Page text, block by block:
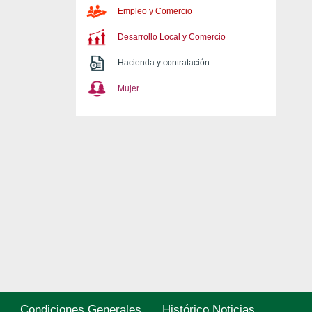
Empleo y Comercio
Desarrollo Local y Comercio
Hacienda y contratación
Mujer